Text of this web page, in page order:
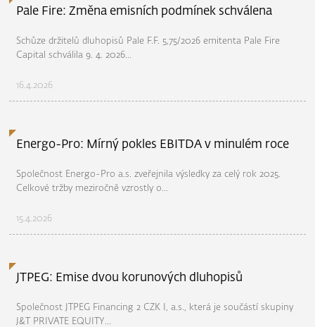
Pale Fire: Změna emisních podmínek schválena
Schůze držitelů dluhopisů Pale F.F. 5,75/2026 emitenta Pale Fire
Capital schválila 9. 4. 2026...
16.4.2026
Energo-Pro: Mírný pokles EBITDA v minulém roce
Společnost Energo-Pro a.s. zveřejnila výsledky za celý rok 2025.
Celkové tržby meziročně vzrostly o...
15.4.2026
JTPEG: Emise dvou korunových dluhopisů
Společnost JTPEG Financing 2 CZK I, a.s., která je součástí skupiny
J&T PRIVATE EQUITY...